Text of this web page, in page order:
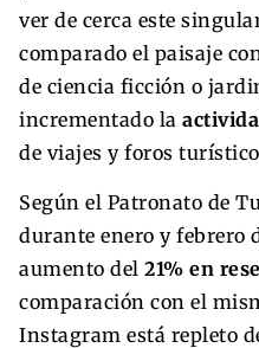
ver de cerca este
comparado el paisaje
de ciencia ficción o
incrementado la
de viajes y foros
Según el Patronato de
durante enero y febrero
aumento del 21% en
comparación con el
Instagram está repleto